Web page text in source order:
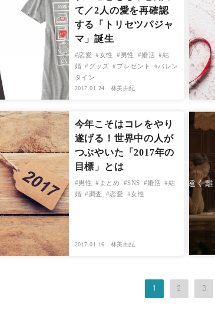
て／2人の愛を再確認
する「トリセツパジャ
マ」誕生
恋愛 女性 男性 婚活
結
婚
グッズ プレゼント
バレン
タイン
2017.01.24 林美由紀
今年こそはコレをやり
遂げる！世界中の人が
つぶやいた「2017年の
目標」とは
男性 まとめ SNS 婚活
結
婚
調査 恋愛 女性
2017.01.16 林美由紀
1 2 3